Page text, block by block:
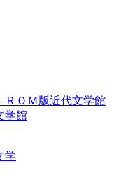
ＯＭ版近代文学館
学館
学